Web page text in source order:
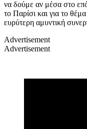
να δούμε αν μέσα στο
το Παρίσι και για το
ευρύτερη αμυντική
Advertisement
Advertisement